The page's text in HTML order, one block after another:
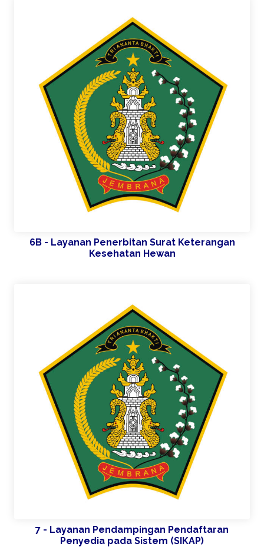
6B - Layanan Penerbitan Surat Keterangan
Kesehatan Hewan
7 - Layanan Pendampingan Pendaftaran
Penyedia pada Sistem (SIKAP)